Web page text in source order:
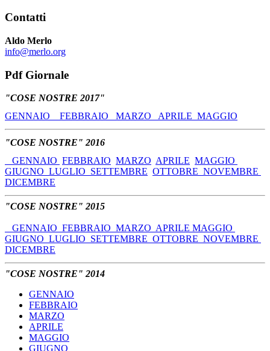
Contatti
Aldo Merlo
info@merlo.org
Pdf Giornale
"COSE NOSTRE 2017"
GENNAIO FEBBRAIO MARZO APRILE MAGGIO
"COSE NOSTRE" 2016
GENNAIO FEBBRAIO MARZO APRILE MAGGIO
GIUGNO LUGLIO SETTEMBRE OTTOBRE NOVEMBRE
DICEMBRE
"COSE NOSTRE" 2015
GENNAIO FEBBRAIO MARZO APRILE MAGGIO
GIUGNO LUGLIO SETTEMBRE OTTOBRE NOVEMBRE
DICEMBRE
"COSE NOSTRE" 2014
GENNAIO
FEBBRAIO
MARZO
APRILE
MAGGIO
GIUGNO